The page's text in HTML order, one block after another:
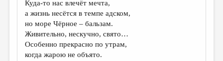
ДАЙДЖЕСТ
ПРОИЗВЕДЕНИЯ
ПЕРЕВОДЫ
КОНКУРСЫ
Куда-то нас влечёт мечта,
а жизнь несётся в темпе адском,
но море Чёрное – бальзам.
Живительно, нескучно, свято…
Особенно прекрасно по утрам,
когда жарою не объято.